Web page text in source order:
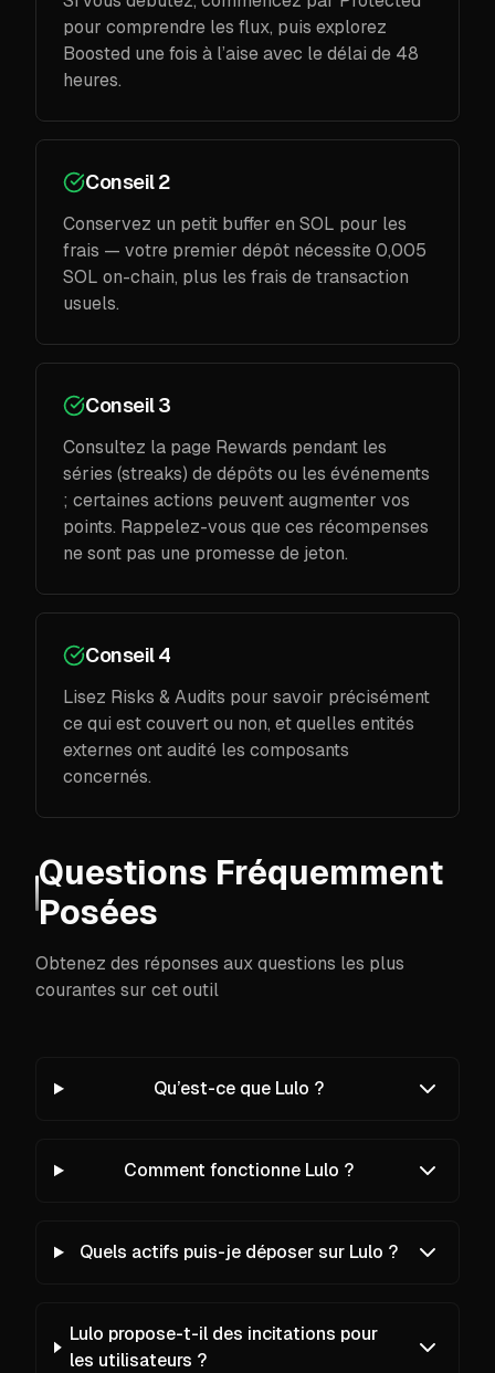
pour comprendre les flux, puis explorez
Boosted une fois à l’aise avec le délai de 48
heures.
Conseil 2
Conservez un petit buffer en SOL pour les
frais — votre premier dépôt nécessite 0,005
SOL on-chain, plus les frais de transaction
usuels.
Conseil 3
Consultez la page Rewards pendant les
séries (streaks) de dépôts ou les événements
; certaines actions peuvent augmenter vos
points. Rappelez-vous que ces récompenses
ne sont pas une promesse de jeton.
Conseil 4
Lisez Risks & Audits pour savoir précisément
ce qui est couvert ou non, et quelles entités
externes ont audité les composants
concernés.
Questions Fréquemment
Posées
Obtenez des réponses aux questions les plus
courantes sur cet outil
Qu’est-ce que Lulo ?
Comment fonctionne Lulo ?
Quels actifs puis-je déposer sur Lulo ?
Lulo propose-t-il des incitations pour
les utilisateurs ?